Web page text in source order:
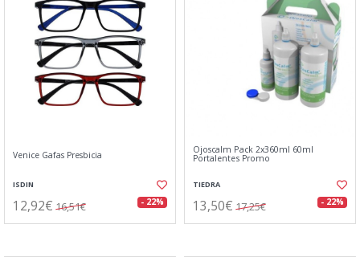
Venice Gafas Presbicia
ISDIN
12,92€ 16,51€ - 22%
Ojoscalm Pack 2x360ml 60ml
Portalentes Promo
TIEDRA
13,50€ 17,25€ - 22%